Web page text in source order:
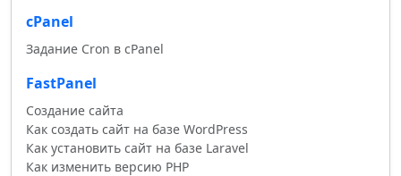
cPanel
Задание Cron в cPanel
FastPanel
Создание сайта
Как создать сайт на базе WordPress
Как установить сайт на базе Laravel
Как изменить версию PHP